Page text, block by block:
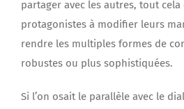
partager avec les autres, tout
protagonistes à modifier leurs
rendre les multiples formes de
robustes ou plus sophistiquées.
Si l’on osait le parallèle avec le